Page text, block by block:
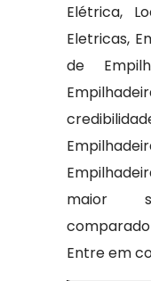
Elétrica,
Eletricas,
de
maior
Entre em